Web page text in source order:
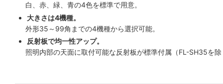
白、赤、緑、青の4色を標準で用意。
大きさは4機種。
外形35～99角までの4機種から選択可能。
反射板で均一性アップ。
照明内部の天面に取付可能な反射板が標準付属（FL-SH35を